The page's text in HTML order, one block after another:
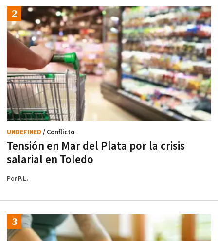
Tensión en Mar del Plata por la crisis
salarial en Toledo
UNDEFINED / Conflicto
PorP.L.